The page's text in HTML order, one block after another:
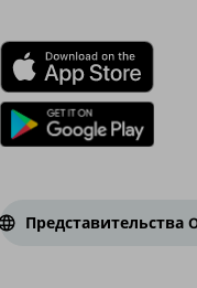
Представительства